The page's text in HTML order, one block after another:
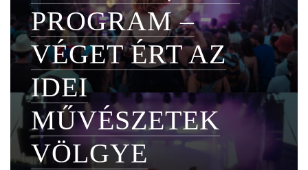
PROGRAM –
VÉGET ÉRT AZ
IDEI
MŰVÉSZETEK
VÖLGYE